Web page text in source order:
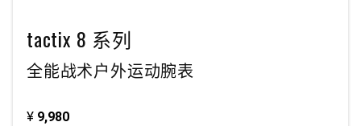
tactix 8 系列
全能战术户外运动腕表
¥ 9,980